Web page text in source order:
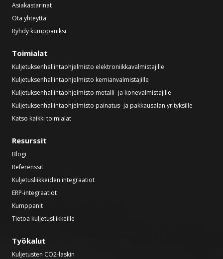
Asiakastarinat
Ota yhteyttä
Ryhdy kumppaniksi
Toimialat
Kuljetuksenhallintaohjelmisto elektroniikkavalmistajille
Kuljetuksenhallintaohjelmisto kemianvalmistajille
Kuljetuksenhallintaohjelmisto metalli- ja konevalmistajille
Kuljetuksenhallintaohjelmisto painatus- ja pakkausalan yrityksille
Katso kaikki toimialat
Resurssit
Blogi
Referenssit
Kuljetusliikkeiden integraatiot
ERP-integraatiot
Kumppanit
Tietoa kuljetusliikkeille
Työkalut
Kuljetusten CO2-laskin